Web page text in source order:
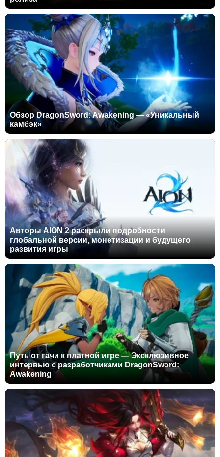
Обзор DragonSword: Awakening — «Уникальный
камбэк»
Авторы AION 2 раскрыли подробности
глобальной версии, монетизации и будущего
развития игры
Путь от гачи к платной игре — Эксклюзивное
интервью с разработчиками DragonSword:
Awakening